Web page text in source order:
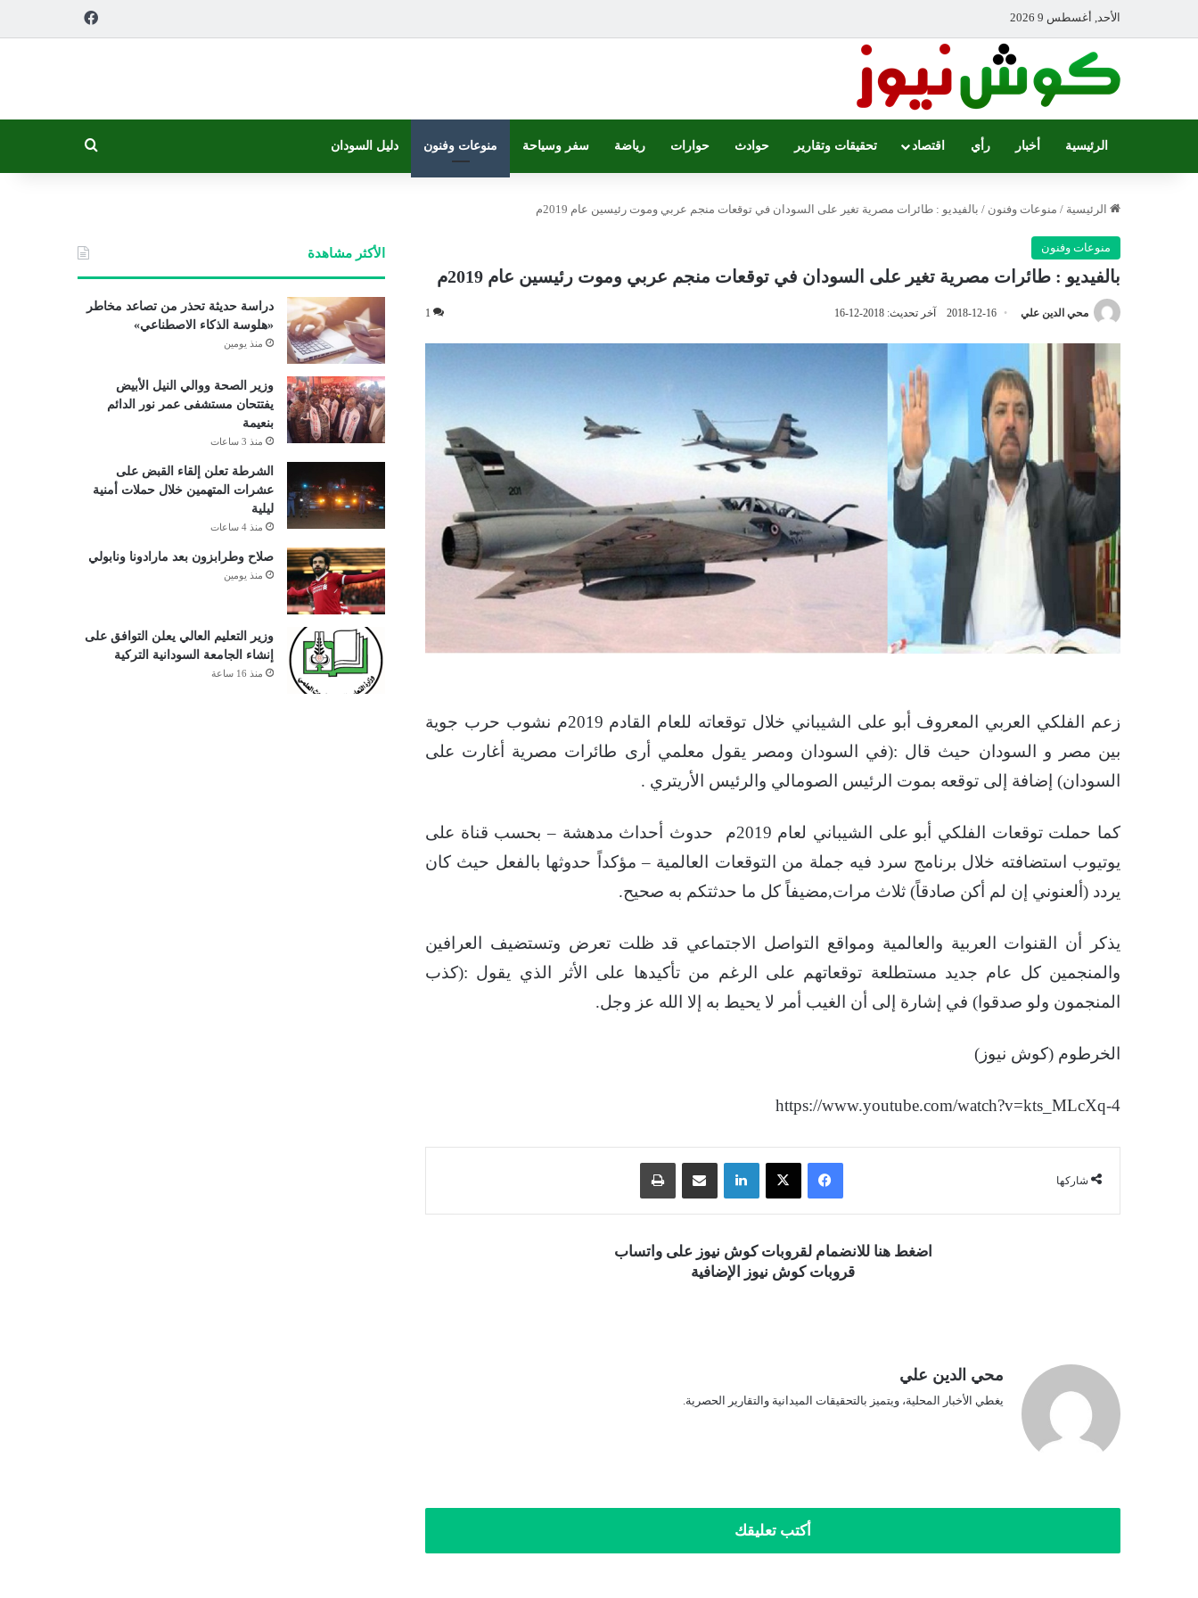
الأحد, أغسطس 9 2026
الرئيسية أخبار رأي اقتصاد تحقيقات وتقارير حوادث حوارات رياضة سفر وسياحة منوعات وفنون دليل السودان
الرئيسية / منوعات وفنون / بالفيديو : طائرات مصرية تغير على السودان في توقعات منجم عربي وموت رئيسين عام 2019م
منوعات وفنون
بالفيديو : طائرات مصرية تغير على السودان في توقعات منجم عربي وموت رئيسين عام 2019م
محي الدين علي 2018-12-16 آخر تحديث: 2018-12-16 1
زعم الفلكي العربي المعروف أبو على الشيباني خلال توقعاته للعام القادم 2019م نشوب حرب جوية
بين مصر و السودان حيث قال :(في السودان ومصر يقول معلمي أرى طائرات مصرية أغارت على
السودان) إضافة إلى توقعه بموت الرئيس الصومالي والرئيس الأريتري .
كما حملت توقعات الفلكي أبو على الشيباني لعام 2019م حدوث أحداث مدهشة – بحسب قناة على
يوتيوب استضافته خلال برنامج سرد فيه جملة من التوقعات العالمية – مؤكداً حدوثها بالفعل حيث كان
يردد (ألعنوني إن لم أكن صادقاً) ثلاث مرات,مضيفاً كل ما حدثتكم به صحيح.
يذكر أن القنوات العربية والعالمية ومواقع التواصل الاجتماعي قد ظلت تعرض وتستضيف العرافين
والمنجمين كل عام جديد مستطلعة توقعاتهم على الرغم من تأكيدها على الأثر الذي يقول :(كذب
المنجمون ولو صدقوا) في إشارة إلى أن الغيب أمر لا يحيط به إلا الله عز وجل.
الخرطوم (كوش نيوز)
https://www.youtube.com/watch?v=kts_MLcXq-4
شاركها
فيسبوك ‫X لينكدإن مشاركة عبر البريد
اضغط هنا للانضمام لقروبات كوش نيوز على واتساب
قروبات كوش نيوز الإضافية
محي الدين علي
يغطي الأخبار المحلية، ويتميز بالتحقيقات الميدانية والتقارير الحصرية.
أكتب تعليقك
الأكثر مشاهدة
دراسة حديثة تحذر من تصاعد مخاطر
«هلوسة الذكاء الاصطناعي»
منذ يومين
وزير الصحة ووالي النيل الأبيض
يفتتحان مستشفى عمر نور الدائم
بنعيمة
منذ 3 ساعات
الشرطة تعلن إلقاء القبض على
عشرات المتهمين خلال حملات أمنية
ليلية
منذ 4 ساعات
صلاح وطرابزون بعد مارادونا ونابولي
منذ يومين
وزير التعليم العالي يعلن التوافق على
إنشاء الجامعة السودانية التركية
منذ 16 ساعة